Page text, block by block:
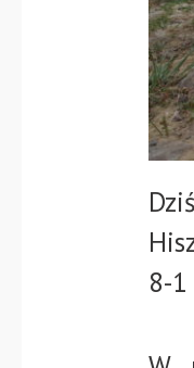
8-